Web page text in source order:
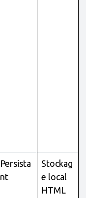
Persista
nt
Stockag
e local
HTML